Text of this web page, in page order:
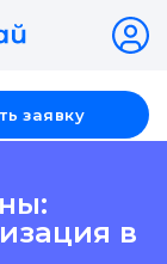
заявку
в